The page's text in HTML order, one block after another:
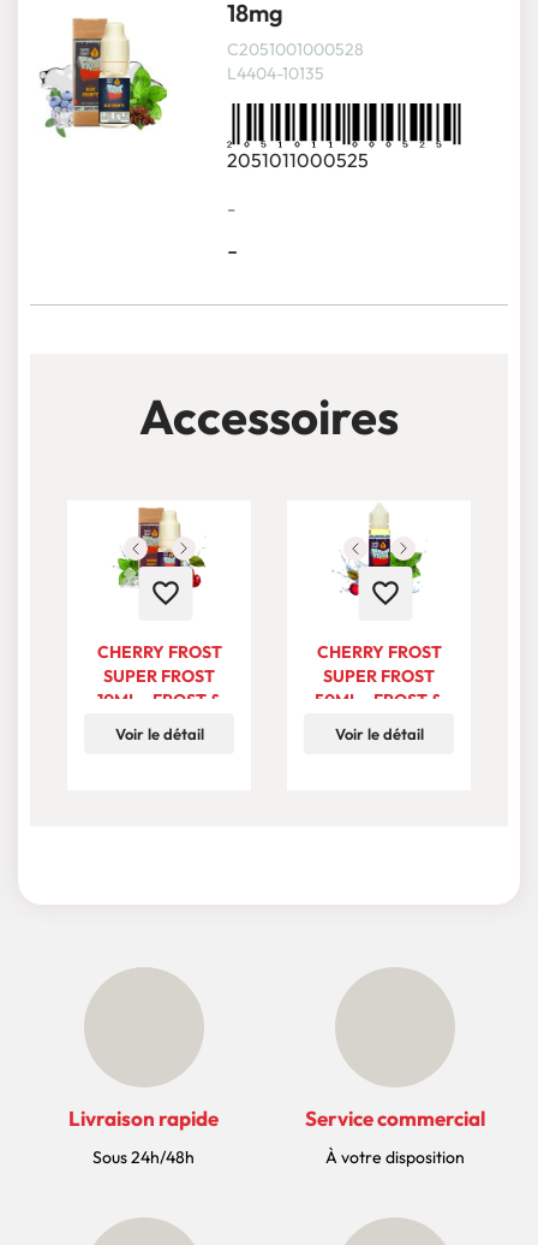
18mg
C2051001000528
L4404-10135
2051011000525
-
-
Accessoires
favorite_border
CHERRY FROST
SUPER FROST
10ML - FROST &
FURIOUS BY PULP
Voir le détail
favorite_border
CHERRY FROST
SUPER FROST
50ML - FROST &
FURIOUS BY PULP
Voir le détail
Livraison rapide
Sous 24h/48h
Service commercial
À votre disposition